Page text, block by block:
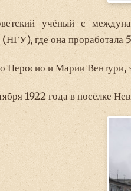
учёный с
где она проработала
Перосио и Марии Вентури,
1922 года в посёлке